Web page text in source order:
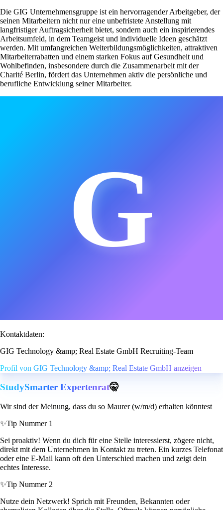
Die GIG Unternehmensgruppe ist ein hervorragender Arbeitgeber, der
seinen Mitarbeitern nicht nur eine unbefristete Anstellung mit
langfristiger Auftragsicherheit bietet, sondern auch ein inspirierendes
Arbeitsumfeld, in dem Teamgeist und individuelle Ideen geschätzt
werden. Mit umfangreichen Weiterbildungsmöglichkeiten, attraktiven
Mitarbeiterrabatten und einem starken Fokus auf Gesundheit und
Wohlbefinden, insbesondere durch die Zusammenarbeit mit der
Charité Berlin, fördert das Unternehmen aktiv die persönliche und
berufliche Entwicklung seiner Mitarbeiter.
G
Kontaktdaten:
GIG Technology &amp; Real Estate GmbH Recruiting-Team
Profil von GIG Technology &amp; Real Estate GmbH anzeigen
StudySmarter Expertenrat🤫
Wir sind der Meinung, dass du so Maurer (w/m/d) erhalten könntest
✨Tip Nummer 1
Sei proaktiv! Wenn du dich für eine Stelle interessierst, zögere nicht,
direkt mit dem Unternehmen in Kontakt zu treten. Ein kurzes Telefonat
oder eine E-Mail kann oft den Unterschied machen und zeigt dein
echtes Interesse.
✨Tip Nummer 2
Nutze dein Netzwerk! Sprich mit Freunden, Bekannten oder